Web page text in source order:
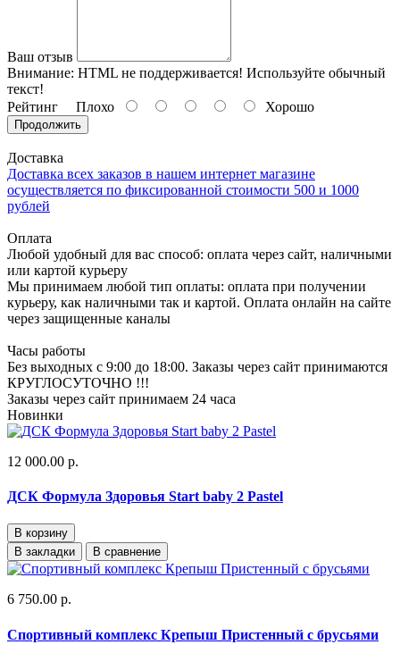
Ваш отзыв
Внимание: HTML не поддерживается! Используйте обычный
текст!
Рейтинг Плохо Хорошо
Продолжить
Доставка
Доставка всех заказов в нашем интернет магазине
осуществляется по фиксированной стоимости 500 и 1000
рублей
Оплата
Любой удобный для вас способ: оплата через сайт, наличными
или картой курьеру
Мы принимаем любой тип оплаты: оплата при получении
курьеру, как наличными так и картой. Оплата онлайн на сайте
через защищенные каналы
Часы работы
Без выходных с 9:00 до 18:00. Заказы через сайт принимаются
КРУГЛОСУТОЧНО !!!
Заказы через сайт принимаем 24 часа
Новинки
12 000.00 р.
ДСК Формула Здоровья Start baby 2 Pastel
В корзину
В закладки
В сравнение
6 750.00 р.
Спортивный комплекс Крепыш Пристенный с брусьями